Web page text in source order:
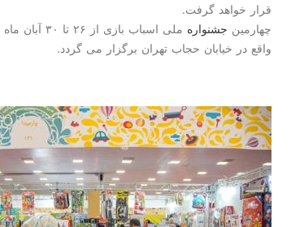
قرار خواهد گرفت.
چهارمین جشنواره
ملی اسباب
واقع در خیابان حجاب تهران برگزار می گردد.